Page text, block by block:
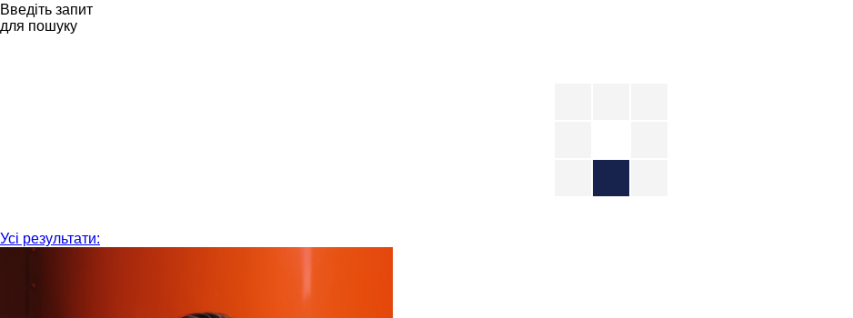
Введіть запит
для пошуку
Усі результати: